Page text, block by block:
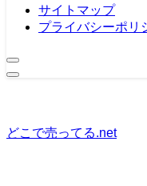
サイトマップ
プライバシーポリ
どこで売ってる.net